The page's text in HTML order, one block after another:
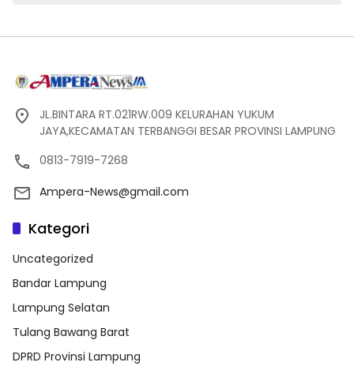
JL.BINTARA RT.021RW.009 KELURAHAN YUKUM
JAYA,KECAMATAN TERBANGGI BESAR PROVINSI LAMPUNG
0813-7919-7268
Ampera-News@gmail.com
Kategori
Uncategorized
Bandar Lampung
Lampung Selatan
Tulang Bawang Barat
DPRD Provinsi Lampung